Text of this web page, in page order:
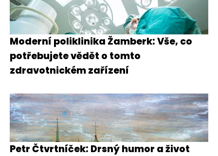
Moderní poliklinika Žamberk: Vše, co
potřebujete vědět o tomto
zdravotnickém zařízení
Petr Čtvrtníček: Drsný humor a život